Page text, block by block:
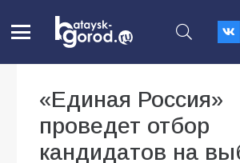
«Единая Россия»
проведет отбор
кандидатов на